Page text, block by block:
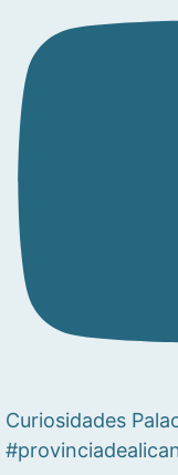
Curiosidades